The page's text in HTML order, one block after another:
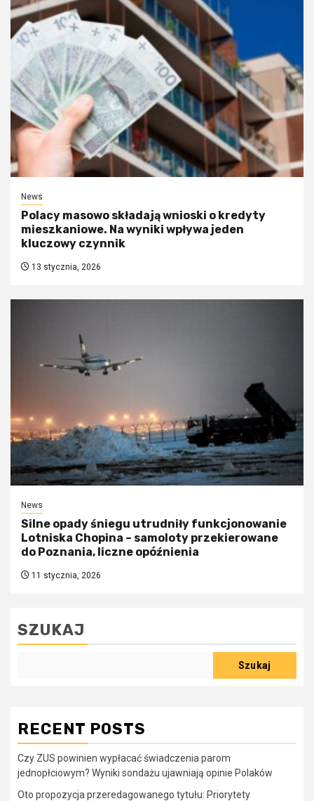
News
Polacy masowo składają wnioski o kredyty
mieszkaniowe. Na wyniki wpływa jeden
kluczowy czynnik
13 stycznia, 2026
News
Silne opady śniegu utrudniły funkcjonowanie
Lotniska Chopina – samoloty przekierowane
do Poznania, liczne opóźnienia
11 stycznia, 2026
SZUKAJ
Szukaj
RECENT POSTS
Czy ZUS powinien wypłacać świadczenia parom
jednopłciowym? Wyniki sondażu ujawniają opinie Polaków
Oto propozycja przeredagowanego tytułu: Priorytety